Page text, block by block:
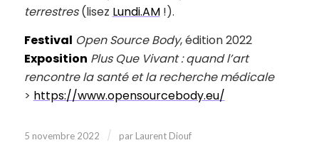
terrestres(lisez Lundi.AM!).
Festival Open Source Body, édition 2022
Exposition Plus Que Vivant : quand l’art
rencontre la santé et la recherche médicale
> https://www.opensourcebody.eu/
5 novembre 2022 / par Laurent Diouf